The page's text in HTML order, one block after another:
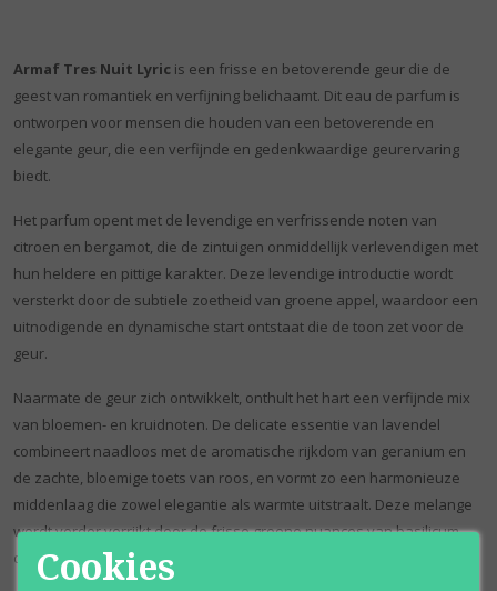
Armaf Tres Nuit Lyric is een frisse en betoverende geur die de
geest van romantiek en verfijning belichaamt. Dit eau de parfum is
ontworpen voor mensen die houden van een betoverende en
elegante geur, die een verfijnde en gedenkwaardige geurervaring
biedt.
Het parfum opent met de levendige en verfrissende noten van
citroen en bergamot, die de zintuigen onmiddellijk verlevendigen met
hun heldere en pittige karakter. Deze levendige introductie wordt
versterkt door de subtiele zoetheid van groene appel, waardoor een
uitnodigende en dynamische start ontstaat die de toon zet voor de
geur.
Naarmate de geur zich ontwikkelt, onthult het hart een verfijnde mix
van bloemen- en kruidnoten. De delicate essentie van lavendel
combineert naadloos met de aromatische rijkdom van geranium en
de zachte, bloemige toets van roos, en vormt zo een harmonieuze
middenlaag die zowel elegantie als warmte uitstraalt. Deze melange
wordt verder verrijkt door de frisse groene nuances van basilicum,
die diepte en verfijning toevoegen aan de compositie.
Cookies